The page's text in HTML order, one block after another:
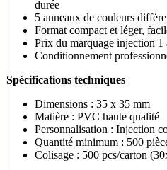
durée
5 anneaux de couleurs
Format compact et léger,
Prix du marquage injection 1
Conditionnement
Spécifications techniques
Dimensions : 35 x 35 mm
Matière : PVC haute qualité
Personnalisation : Injection
Quantité minimum : 500
Colisage : 500 pcs/carton